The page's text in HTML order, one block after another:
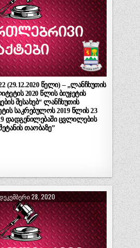
(29.12.2020 წელი) – „ლანჩხუთის
2020 წლის ბიუჯეტის
შესახებ“ ლანჩხუთის
საკრებულოს 2019 წლის 23
დადგენილებაში ცვლილების
თაობაზე”
28, 2020